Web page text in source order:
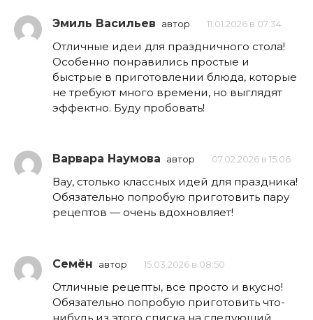
Эмиль Васильев автор 11.01.2026 в 07:34
Отличные идеи для праздничного стола!
Особенно понравились простые и
быстрые в приготовлении блюда, которые
не требуют много времени, но выглядят
эффектно. Буду пробовать!
Варвара Наумова автор 07.02.2026 в 15:06
Вау, столько классных идей для праздника!
Обязательно попробую приготовить пару
рецептов — очень вдохновляет!
Семён автор 15.03.2026 в 08:50
Отличные рецепты, все просто и вкусно!
Обязательно попробую приготовить что-